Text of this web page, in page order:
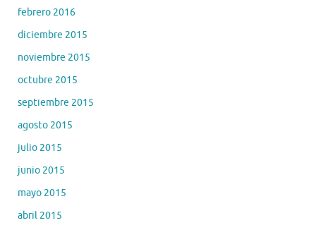
febrero 2016
diciembre 2015
noviembre 2015
octubre 2015
septiembre 2015
agosto 2015
julio 2015
junio 2015
mayo 2015
abril 2015